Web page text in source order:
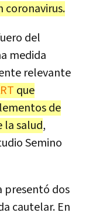
coronavirus.
del
medida
relevante
que
de
la salud,
Semino
presentó dos
cautelar. En